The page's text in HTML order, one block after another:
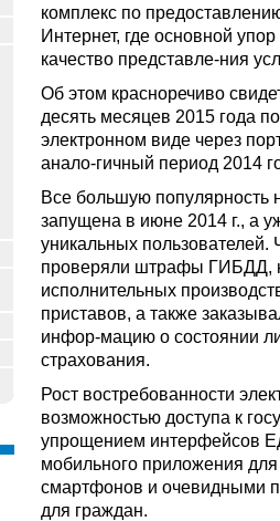
комплекс по
Интернет, где основной
качество представле-ния
Об этом красноречиво
десять месяцев 2015 года
электронном виде через
анало-гичный период 2014
Все большую популярность
запущена в июне 2014 г., а
уникальных пользователей.
проверяли штрафы ГИБДД,
исполнительных
приставов, а также
инфор-мацию о состоянии
страхования.
Рост востребованности
возможностью доступа к
упрощением интерфейсов
мобильного приложения
смартфонов и очевидными
для граждан.